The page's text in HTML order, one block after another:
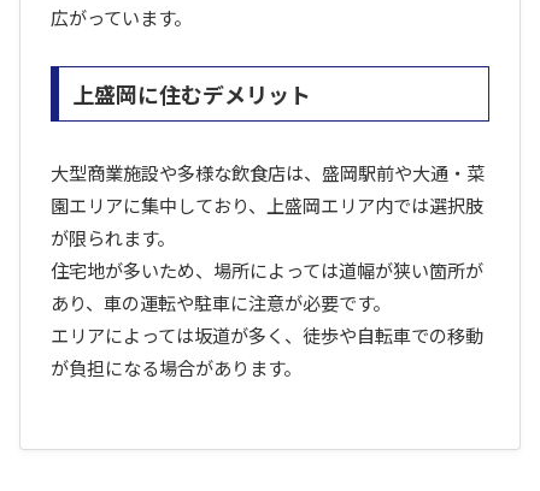
広がっています。
上盛岡に住むデメリット
大型商業施設や多様な飲食店は、盛岡駅前や大通・菜
園エリアに集中しており、上盛岡エリア内では選択肢
が限られます。
住宅地が多いため、場所によっては道幅が狭い箇所が
あり、車の運転や駐車に注意が必要です。
エリアによっては坂道が多く、徒歩や自転車での移動
が負担になる場合があります。